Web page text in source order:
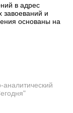
в адрес
завоеваний и
основаны на